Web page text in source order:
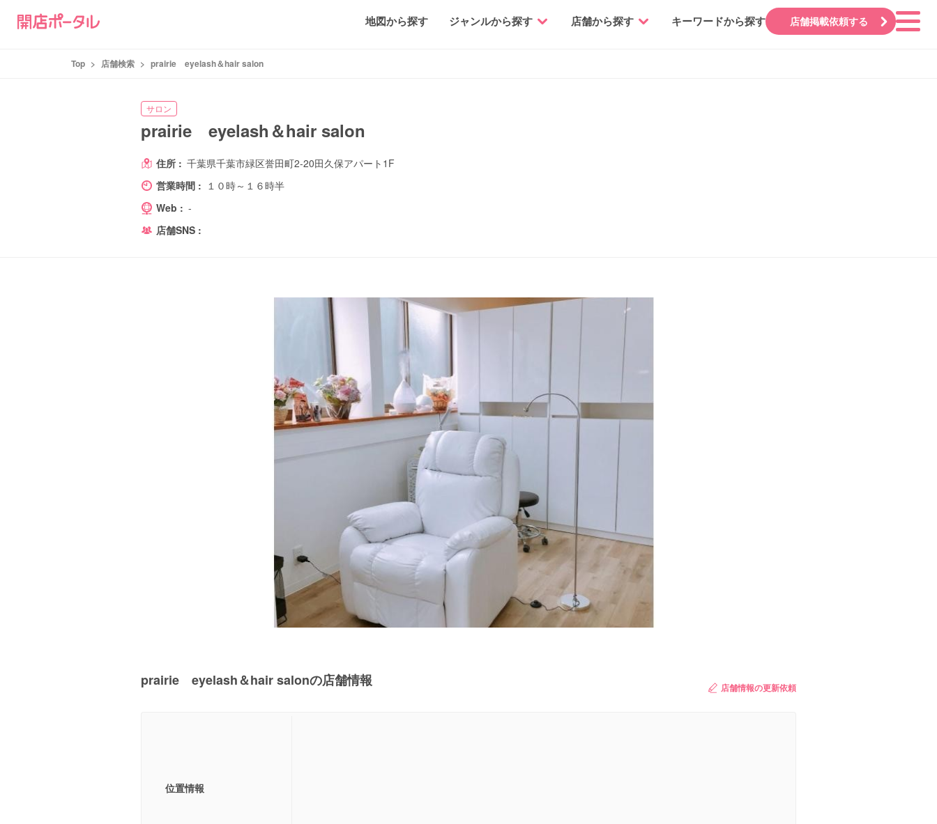
地図から探す ジャンルから探す 店舗から探す キーワードから探す 店舗掲載依頼する
Top > 店舗検索 > prairie eyelash＆hair salon
サロン
prairie eyelash＆hair salon
住所 : 千葉県千葉市緑区誉田町2-20田久保アパート1F
営業時間 : １０時～１６時半
Web : -
店舗SNS :
prairie eyelash＆hair salonの店舗情報 店舗情報の更新依頼
位置情報